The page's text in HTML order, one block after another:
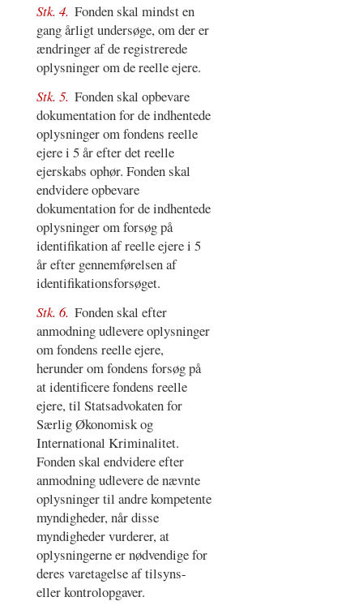
Stk. 4. Fonden skal mindst en
gang årligt undersøge, om der er
ændringer af de registrerede
oplysninger om de reelle ejere.
Stk. 5. Fonden skal opbevare
dokumentation for de indhentede
oplysninger om fondens reelle
ejere i 5 år efter det reelle
ejerskabs ophør. Fonden skal
endvidere opbevare
dokumentation for de indhentede
oplysninger om forsøg på
identifikation af reelle ejere i 5
år efter gennemførelsen af
identifikationsforsøget.
Stk. 6. Fonden skal efter
anmodning udlevere oplysninger
om fondens reelle ejere,
herunder om fondens forsøg på
at identificere fondens reelle
ejere, til Statsadvokaten for
Særlig Økonomisk og
International Kriminalitet.
Fonden skal endvidere efter
anmodning udlevere de nævnte
oplysninger til andre kompetente
myndigheder, når disse
myndigheder vurderer, at
oplysningerne er nødvendige for
deres varetagelse af tilsyns-
eller kontrolopgaver.